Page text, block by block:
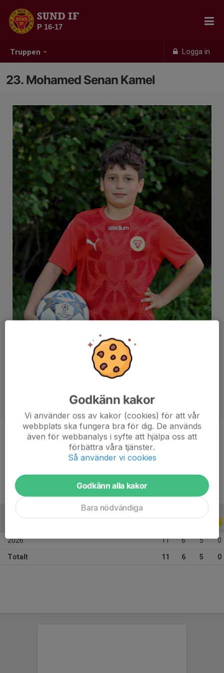
Truppen Logga in
SUND IF
P 16-17
23. Mohamed Senan Kamel
Position
Mittfältare
10 år
2026 11 6 5 0
Totalt 11 6 5 0
Godkänn kakor
Vi använder oss av kakor (cookies) för att vår
webbplats ska fungera bra för dig. De används
även för webbanalys i syfte att hjälpa oss att
förbättra våra tjänster.
Så använder vi cookies
Godkänn alla kakor
Bara nödvändiga